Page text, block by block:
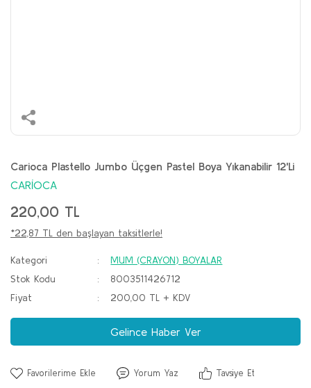
Carioca Plastello Jumbo Üçgen Pastel Boya Yıkanabilir 12'Li
CARİOCA
220,00 TL
*22,87 TL den başlayan taksitlerle!
Kategori
MUM (CRAYON) BOYALAR
Stok Kodu
8003511426712
Fiyat
200,00 TL + KDV
Gelince Haber Ver
Yorum Yaz Tavsiye Et